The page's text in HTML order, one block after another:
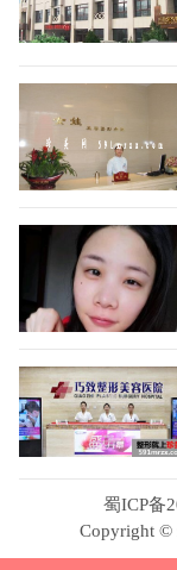
蜀ICP备
Copyright ©